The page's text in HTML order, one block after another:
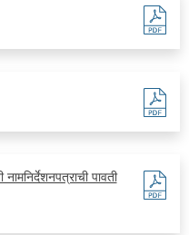
पावती